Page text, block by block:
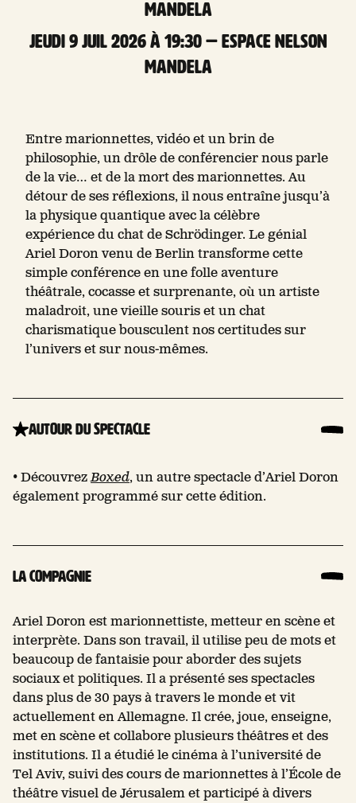
Mandela
jeudi 9 Juil 2026 à 19:30 — Espace Nelson
Mandela
Entre marionnettes, vidéo et un brin de
philosophie, un drôle de conférencier nous parle
de la vie… et de la mort des marionnettes. Au
détour de ses réflexions, il nous entraîne jusqu’à
la physique quantique avec la célèbre
expérience du chat de Schrödinger. Le génial
Ariel Doron venu de Berlin transforme cette
simple conférence en une folle aventure
théâtrale, cocasse et surprenante, où un artiste
maladroit, une vieille souris et un chat
charismatique bousculent nos certitudes sur
l’univers et sur nous-mêmes.
Autour du spectacle
• DécouvrezBoxed, un autre spectacle d’Ariel Doron
également programmé sur cette édition.
La compagnie
Ariel Doron est marionnettiste, metteur en scène et
interprète. Dans son travail, il utilise peu de mots et
beaucoup de fantaisie pour aborder des sujets
sociaux et politiques. Il a présenté ses spectacles
dans plus de 30 pays à travers le monde et vit
actuellement en Allemagne. Il crée, joue, enseigne,
met en scène et collabore plusieurs théâtres et des
institutions. Il a étudié le cinéma à l’université de
Tel Aviv, suivi des cours de marionnettes à l’École de
théâtre visuel de Jérusalem et participé à divers